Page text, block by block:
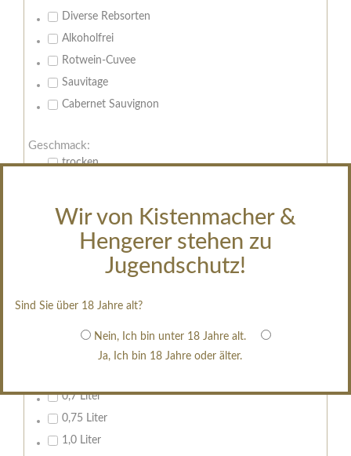
Wir von Kistenmacher &
Hengerer stehen zu
Jugendschutz!
Sind Sie über 18 Jahre alt?
Nein, Ich bin unter 18 Jahre alt.
Ja, Ich bin 18 Jahre oder älter.
Diverse Rebsorten
Alkoholfrei
Rotwein-Cuvee
Sauvitage
Cabernet Sauvignon
Geschmack:
trocken
halbtrocken
edelsüß
erfrischend, nicht zu süß
0,7 Liter
0,75 Liter
1,0 Liter